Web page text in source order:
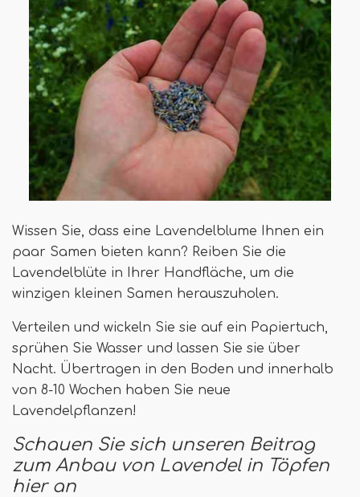
Wissen Sie, dass eine Lavendelblume Ihnen ein
paar Samen bieten kann? Reiben Sie die
Lavendelblüte in Ihrer Handfläche, um die
winzigen kleinen Samen herauszuholen.
Verteilen und wickeln Sie sie auf ein Papiertuch,
sprühen Sie Wasser und lassen Sie sie über
Nacht. Übertragen in den Boden und innerhalb
von 8-10 Wochen haben Sie neue
Lavendelpflanzen!
Schauen Sie sich unseren Beitrag
zum Anbau von Lavendel in Töpfen
hier an